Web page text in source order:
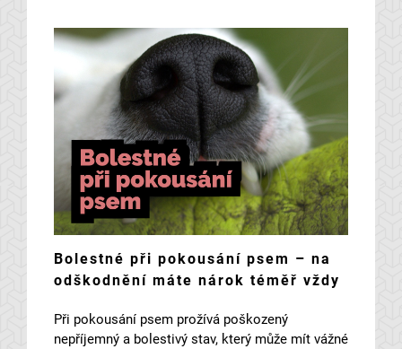
Bolestné při pokousání psem – na
odškodnění máte nárok téměř vždy
Při pokousání psem prožívá poškozený
nepříjemný a bolestivý stav, který může mít vážné